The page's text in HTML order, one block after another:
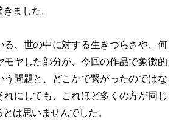
ました。
る、世の中に対する生きづらさや、何
モヤした部分が、今回の作品で象徴的
う問題と、どこかで繋がったのではな
れにしても、これほど多くの方が同じ
は思いませんでした。